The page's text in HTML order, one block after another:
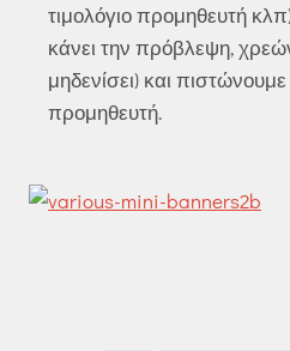
τιμολόγιο προμηθευτή
κάνει την πρόβλεψη,
μηδενίσει) και
προμηθευτή.